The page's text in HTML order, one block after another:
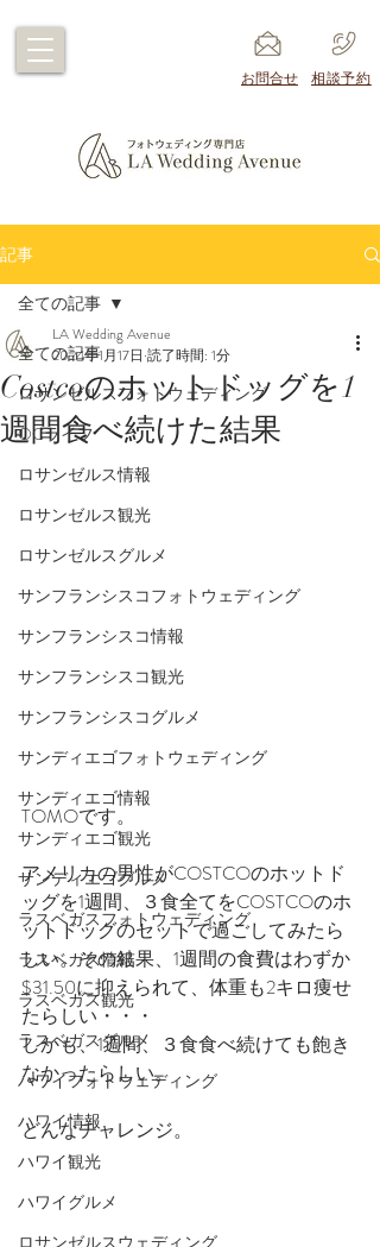
​お問合せ ​相談予約
記事
全ての記事
ロサンゼルスフォトウェディング
OCライフ
ロサンゼルス情報
ロサンゼルス観光
ロサンゼルスグルメ
サンフランシスコフォトウェディング
サンフランシスコ情報
サンフランシスコ観光
サンフランシスコグルメ
サンディエゴフォトウェディング
サンディエゴ情報
サンディエゴ観光
サンディエゴグルメ
ラスベガスフォトウェディング
ラスベガス情報
ラスベガス観光
ラスベガスグルメ
ハワイフォトウェディング
ハワイ情報
ハワイ観光
ハワイグルメ
ロサンゼルスウェディング
全ての記事
Costcoのホットドッグを1
週間食べ続けた結果
LA Wedding Avenue
2024年1月17日 読了時間: 1分
TOMOです。
アメリカの男性がCOSTCOのホットド
ッグを1週間、３食全てをCOSTCOのホ
ットドッグのセットで過ごしてみたら
しい。その結果、1週間の食費はわずか
$31.50に抑えられて、体重も2キロ痩せ
たらしい・・・
しかも、1週間、３食食べ続けても飽き
なかったらしい。
どんなチャレンジ。